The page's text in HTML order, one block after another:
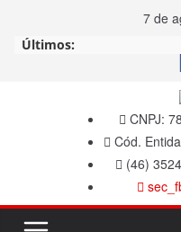
7 de
Últimos:
CNPJ:
Cód.
(46)